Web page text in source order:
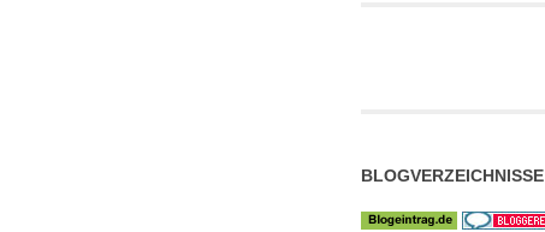
BLOGVERZEICHNISSE